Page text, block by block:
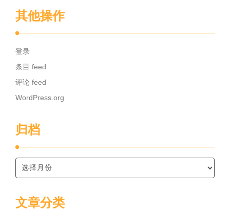
其他操作
登录
条目 feed
评论 feed
WordPress.org
归档
文章分类